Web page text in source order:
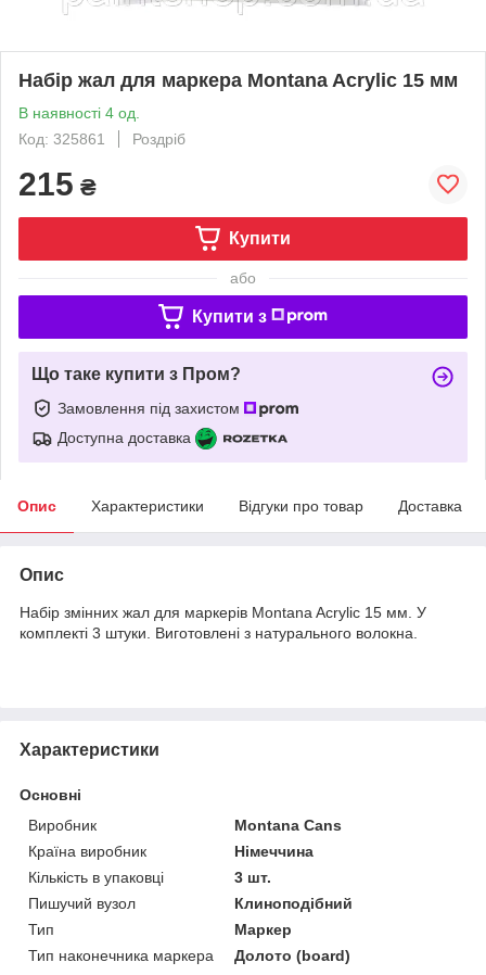
Набір жал для маркера Montana Acrylic 15 мм
В наявності 4 од.
Код: 325861
Роздріб
215 ₴
Купити
або
Купити з
Що таке купити з Пром?
Замовлення під захистом
Доступна доставка
Опис Характеристики Відгуки про товар Доставка
Опис
Набір змінних жал для маркерів Montana Acrylic 15 мм. У
комплекті 3 штуки. Виготовлені з натурального волокна.
Характеристики
Основні
Виробник
Montana Cans
Країна виробник
Німеччина
Кількість в упаковці
3 шт.
Пишучий вузол
Клиноподібний
Тип
Маркер
Тип наконечника маркера
Долото (board)